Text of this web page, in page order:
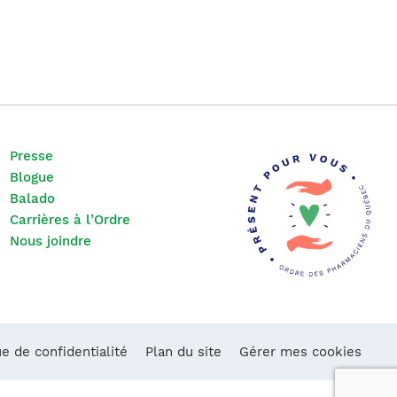
Presse
Blogue
Balado
Carrières à l’Ordre
Nous joindre
de confidentialité Plan du site Gérer mes cookies